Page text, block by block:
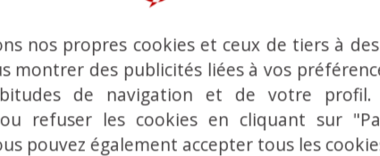
9001:2015 Certificat
complémentaire contacter a notre
nos propres cookies et ceux de tiers à des
montrer des publicités liées à vos
de navigation et de votre profil.
refuser les cookies en cliquant sur
pouvez également accepter tous les